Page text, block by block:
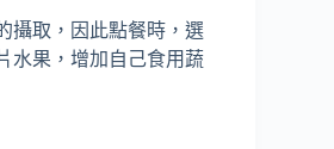
攝取，因此點餐時，選
水果，增加自己食用蔬